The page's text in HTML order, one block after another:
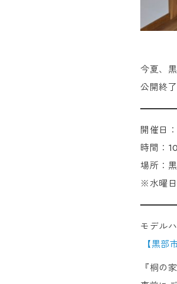
今夏、
公開終
開催日
時間：
場所：
※水曜
モデル
【黒部
『桐の